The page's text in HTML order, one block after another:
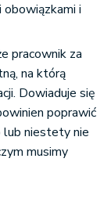
i
pracownik za
na którą
Dowiaduje się
poprawić
lub niestety nie
musimy